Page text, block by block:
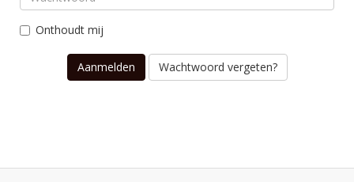
Onthoudt mij
Wachtwoord vergeten?